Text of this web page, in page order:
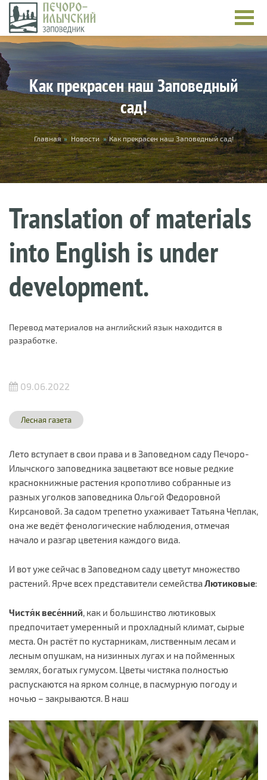
Skip to main content
Как прекрасен наш Заповедный
сад!
You are here
Главная » Новости » Как прекрасен наш Заповедный сад!
Translation of materials
into English is under
development.
Перевод материалов на английский язык находится в
разработке.
09.06.2022
Лесная газета
Лето вступает в свои права и в Заповедном саду Печоро-
Илычского заповедника зацветают все новые редкие
краснокнижные растения кропотливо собранные из
разных уголков заповедника Ольгой Федоровной
Кирсановой. За садом трепетно ухаживает Татьяна Чеплак,
она же ведёт фенологические наблюдения, отмечая
начало и разгар цветения каждого вида.
И вот уже сейчас в Заповедном саду цветут множество
растений. Ярче всех представители семействаЛютиковые:
Чистя́к весе́нний, как и большинство лютиковых
предпочитает умеренный и прохладный климат, сырые
места. Он растёт по кустарникам, лиственным лесам и
лесным опушкам, на низинных лугах и на пойменных
землях, богатых гумусом. Цветы чистяка полностью
распускаются на ярком солнце, в пасмурную погоду и
ночью – закрываются. В наш